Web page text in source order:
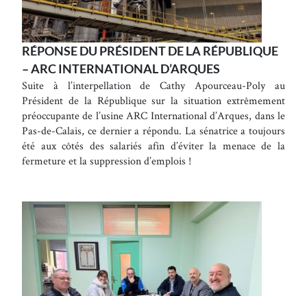
RÉPONSE DU PRÉSIDENT DE LA RÉPUBLIQUE
– ARC INTERNATIONAL D’ARQUES
Suite à l’interpellation de Cathy Apourceau-Poly au
Président de la République sur la situation extrêmement
préoccupante de l’usine ARC International d’Arques, dans le
Pas-de-Calais, ce dernier a répondu. La sénatrice a toujours
été aux côtés des salariés afin d’éviter la menace de la
fermeture et la suppression d’emplois !